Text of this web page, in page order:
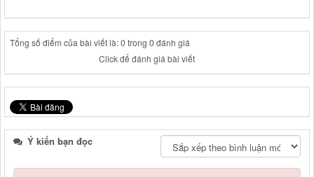
Tổng số điểm của bài viết là: 0 trong 0 đánh giá
Click để đánh giá bài viết
Ý kiến bạn đọc